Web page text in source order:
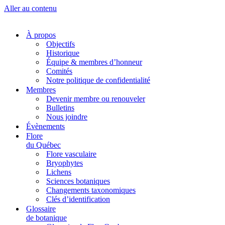
Aller au contenu
À propos
Objectifs
Historique
Équipe & membres d’honneur
Comités
Notre politique de confidentialité
Membres
Devenir membre ou renouveler
Bulletins
Nous joindre
Évènements
Flore
du Québec
Flore vasculaire
Bryophytes
Lichens
Sciences botaniques
Changements taxonomiques
Clés d’identification
Glossaire
de botanique